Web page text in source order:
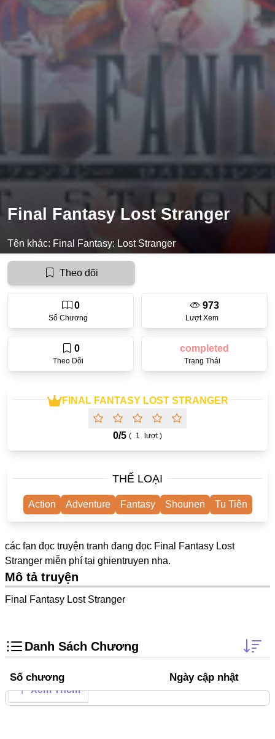
Shoujo
Đam Mỹ
Historical
#Sủng Ngọt
Hiện Đại
Ecchi
Huyền Huyễn
Tổng Tài
#Chiếm Hữu Mạnh Mẽ
#Ngược Tâm
Gender Bender
Yuri
Truyện Scan
Yaoi
#Trùng Sinh
Cưới Trước Yêu Sau
Showbiz
Adult
Mature
Final Fantasy Lost Stranger
Tên khác: Final Fantasy: Lost Stranger
FINAL FANTASY LOST STRANGER
0/5 ( 1 lượt )
Số Chương
0
Lượt Xem
973
Theo Dõi
0
Trạng Thái
completed
THỂ LOẠI
Action Adventure Fantasy Shounen Tu Tiên
Theo dõi
các fan đọc truyện tranh đang đọc Final Fantasy Lost
Stranger miễn phí tại ghientruyen nha.
Mô tả truyện
Final Fantasy Lost Stranger
Danh Sách Chương
Số chương Ngày cập nhật
Xem Thêm